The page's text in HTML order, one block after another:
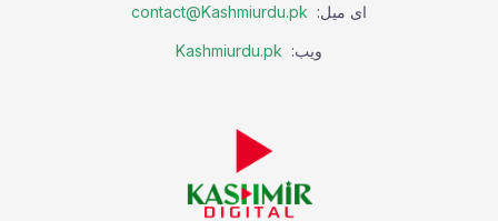
ای میل: contact@Kashmiurdu.pk
ویب: Kashmiurdu.pk